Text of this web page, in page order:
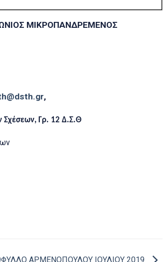
ΜΙΚΡΟΠΑΝΔΡΕΜΕΝΟΣ
@dsth.gr,
Σχέσεων, Γρ. 12 Δ.Σ.Θ
ΑΡΜΕΝΟΠΟΥΛΟΥ ΙΟΥΛΙΟΥ 2019